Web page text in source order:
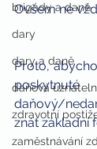
brigády a daně
dary
dary a daně
daňová
zdravotní
zaměstnávání
Ovšem ne
Proto,
daňový/
znát základní